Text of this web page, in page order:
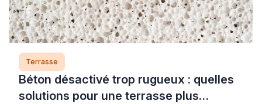
Terrasse
Béton désactivé trop rugueux : quelles
solutions pour une terrasse plus